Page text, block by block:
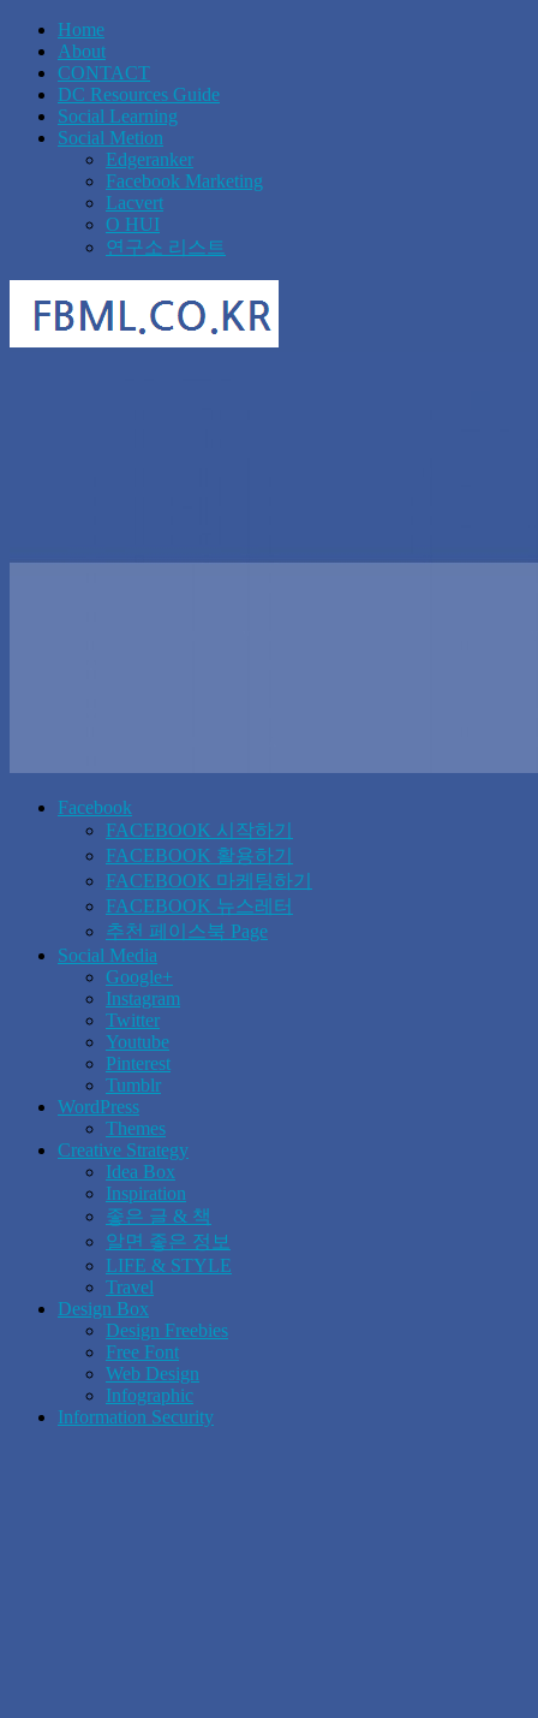
Home
About
CONTACT
DC Resources Guide
Social Learning
Social Metion
Edgeranker
Facebook Marketing
Lacvert
O HUI
연구소 리스트
Facebook
FACEBOOK 시작하기
FACEBOOK 활용하기
FACEBOOK 마케팅하기
FACEBOOK 뉴스레터
추천 페이스북 Page
Social Media
Google+
Instagram
Twitter
Youtube
Pinterest
Tumblr
WordPress
Themes
Creative Strategy
Idea Box
Inspiration
좋은 글 & 책
알면 좋은 정보
LIFE & STYLE
Travel
Design Box
Design Freebies
Free Font
Web Design
Infographic
Information Security